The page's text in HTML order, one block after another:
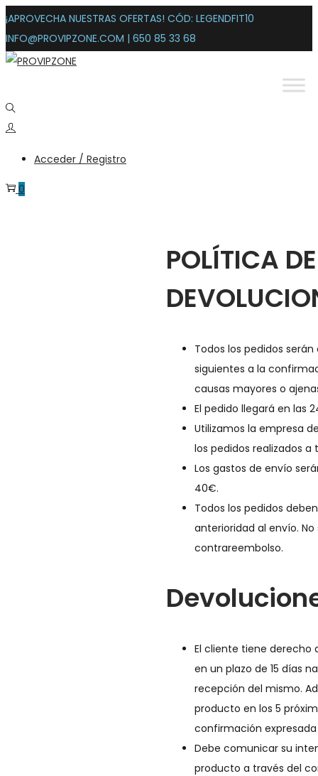
¡APROVECHA NUESTRAS OFERTAS! CÓD: LEGENDFIT10
INFO@PROVIPZONE.COM | 650 85 33 68
Acceder / Registro
0
POLÍTICA
Todos los pedidos
siguientes a la
causas mayores o
El pedido llegará en las
Utilizamos la empresa
los pedidos realizados
Los gastos de envío
40€.
Todos los pedidos
anterioridad al envío.
contrareembolso.
El cliente tiene derecho
en un plazo de 15 días
recepción del mismo.
producto en los 5
confirmación
Debe comunicar su
producto a través del